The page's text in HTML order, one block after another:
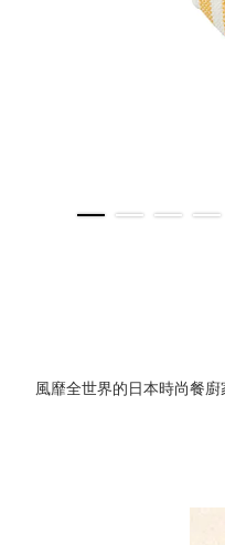
風靡全世界的日本時尚餐